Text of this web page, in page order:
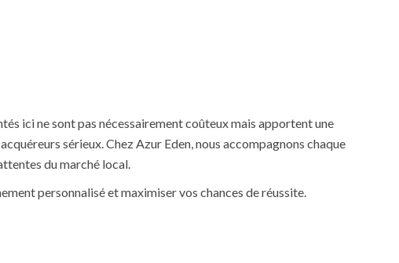
ici ne sont pas nécessairement coûteux mais apportent une
sérieux. Chez Azur Eden , nous accompagnons chaque
du marché local.
personnalisé et maximiser vos chances de réussite.